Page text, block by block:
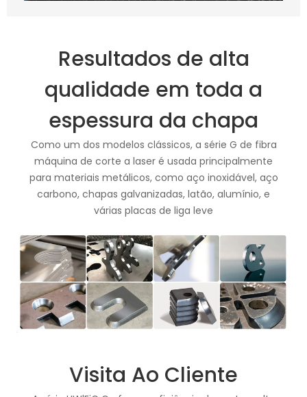
Resultados de alta
qualidade em toda a
espessura da chapa
Como um dos modelos clássicos, a série G de fibra
máquina de corte a laser é usada principalmente
para materiais metálicos, como aço inoxidável, aço
carbono, chapas galvanizadas, latão, alumínio, e
várias placas de liga leve
Visita Ao Cliente